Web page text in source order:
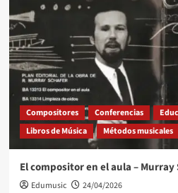
Compositores Conferencias
Libros de Música
Métodos musicales
El compositor en el aula – Murray
Edumusic 24/04/2026